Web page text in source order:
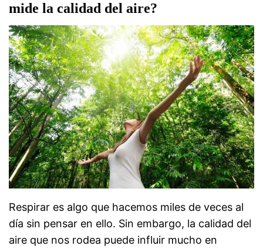
mide la calidad del aire?
Respirar es algo que hacemos miles de veces al
día sin pensar en ello. Sin embargo, la calidad del
aire que nos rodea puede influir mucho en